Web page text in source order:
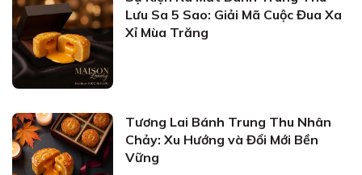
Lưu Sa 5 Sao: Giải Mã Cuộc Đua Xa
Xỉ Mùa Trăng
Tương Lai Bánh Trung Thu Nhân
Chảy: Xu Hướng và Đổi Mới Bền
Vững